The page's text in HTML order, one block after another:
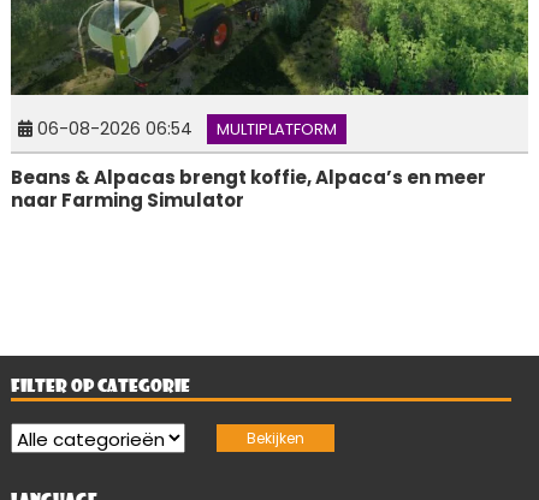
06-08-2026 06:54 MULTIPLATFORM
Beans & Alpacas brengt koffie, Alpaca’s en meer
naar Farming Simulator
FILTER OP CATEGORIE